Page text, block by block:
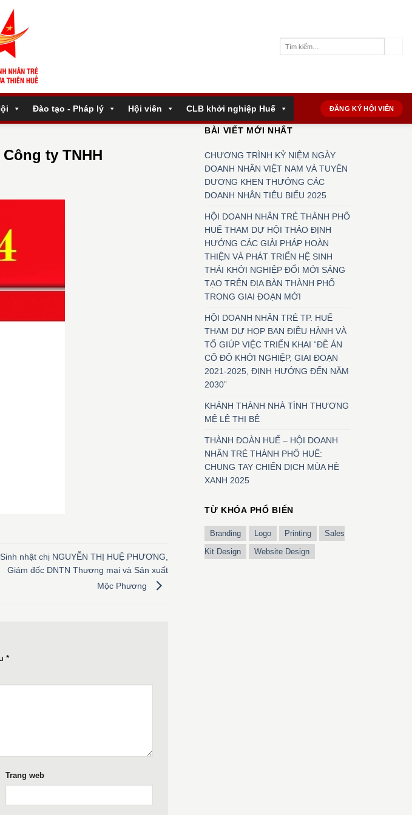
Đào tạo - Pháp lý Hội viên CLB khởi nghiệp Huế ĐĂNG KÝ HỘI VIÊN
ty TNHH
Sinh nhật chị NGUYỄN THỊ HUỆ PHƯƠNG,
Giám đốc DNTN Thương mại và Sản xuất
Mộc Phương
*
Trang web
BÀI VIẾT MỚI NHẤT
CHƯƠNG TRÌNH KỶ NIỆM NGÀY
DOANH NHÂN VIỆT NAM VÀ TUYÊN
DƯƠNG KHEN THƯỞNG CÁC
DOANH NHÂN TIÊU BIỂU 2025
HỘI DOANH NHÂN TRẺ THÀNH PHỐ
HUẾ THAM DỰ HỘI THẢO ĐỊNH
HƯỚNG CÁC GIẢI PHÁP HOÀN
THIỆN VÀ PHÁT TRIỂN HỆ SINH
THÁI KHỞI NGHIỆP ĐỔI MỚI SÁNG
TẠO TRÊN ĐỊA BÀN THÀNH PHỐ
TRONG GIAI ĐOẠN MỚI
HỘI DOANH NHÂN TRẺ TP. HUẾ
THAM DỰ HỌP BAN ĐIỀU HÀNH VÀ
TỔ GIÚP VIỆC TRIỂN KHAI “ĐỀ ÁN
CỐ ĐÔ KHỞI NGHIỆP, GIAI ĐOẠN
2021-2025, ĐỊNH HƯỚNG ĐẾN NĂM
2030”
KHÁNH THÀNH NHÀ TÌNH THƯƠNG
MỆ LÊ THỊ BÊ
THÀNH ĐOÀN HUẾ – HỘI DOANH
NHÂN TRẺ THÀNH PHỐ HUẾ:
CHUNG TAY CHIẾN DỊCH MÙA HÈ
XANH 2025
TỪ KHÓA PHỔ BIẾN
Branding Logo Printing
Sales
Kit Design
Website Design